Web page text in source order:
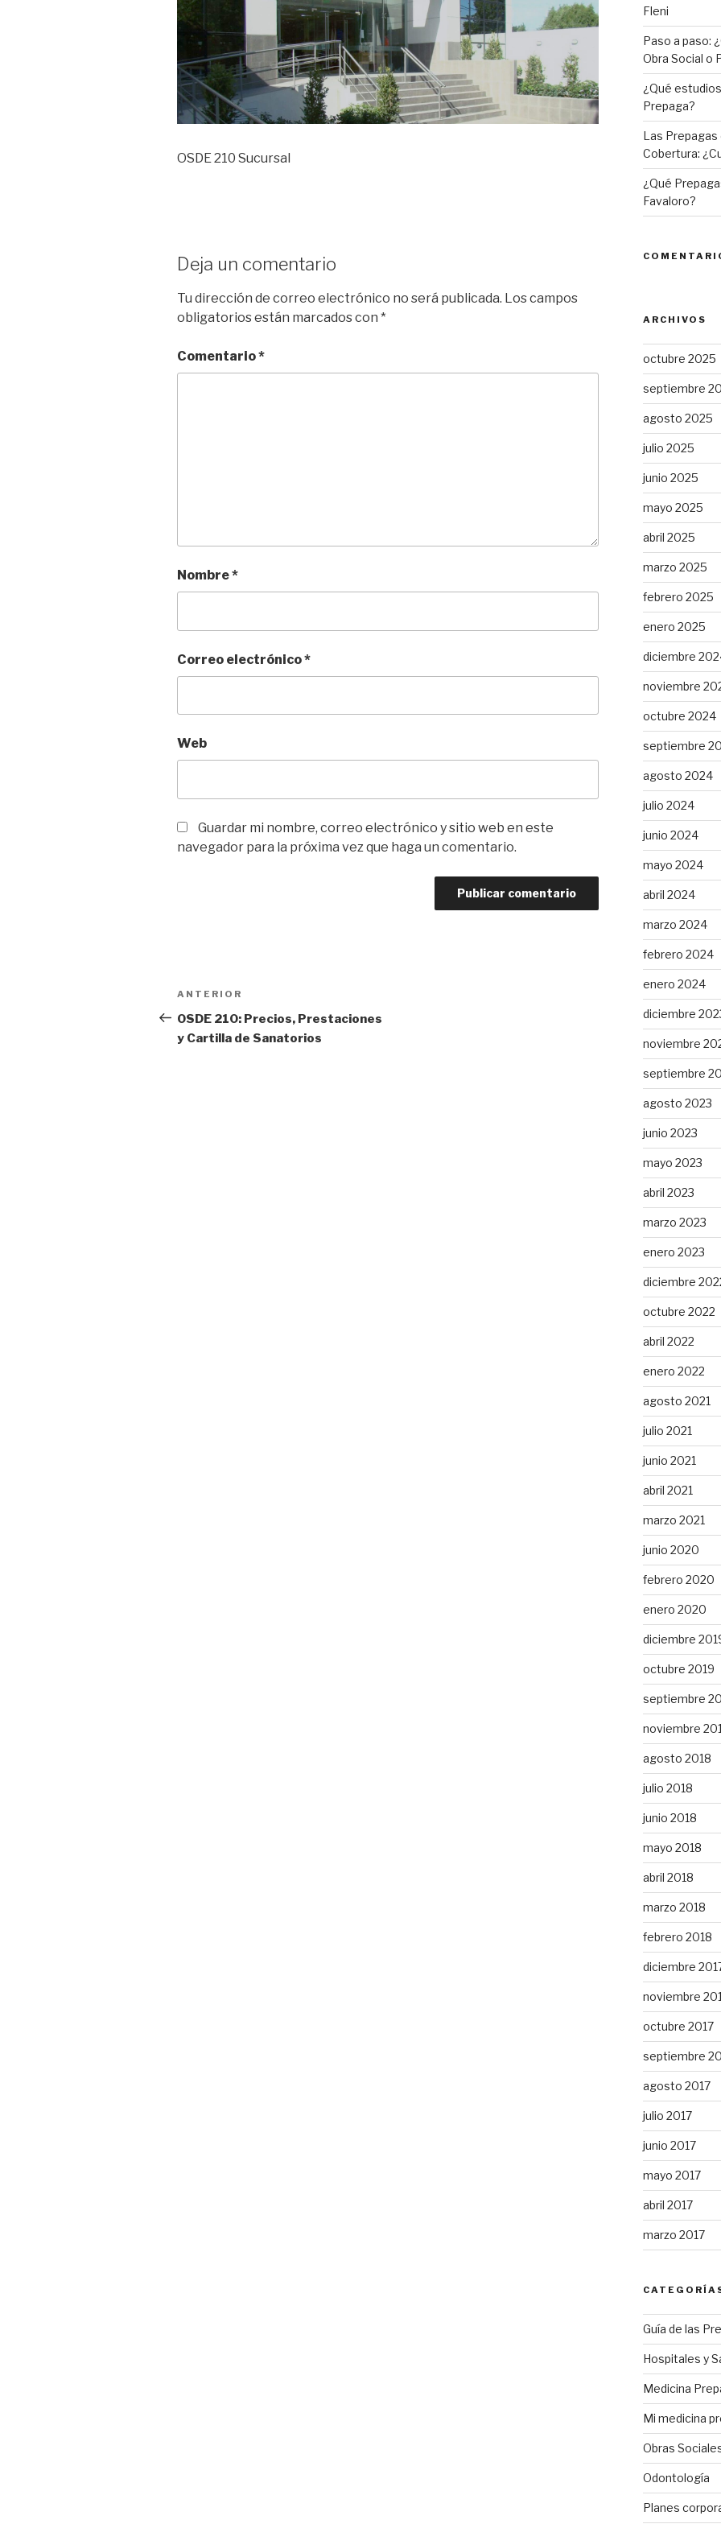
OSDE 210 Sucursal
Deja un comentario
Tu dirección de correo electrónico no será publicada. Los campos
obligatorios están marcados con *
Comentario*
Nombre*
Correo electrónico*
Web
Guardar mi nombre, correo electrónico y sitio web en este
navegador para la próxima vez que haga un comentario.
Navegación
de
entradas
Entrada
anterior
ANTERIOR
OSDE 210: Precios, Prestaciones
y Cartilla de Sanatorios
Fleni
Paso a paso:
Obra Social o
¿Qué
Prepaga?
Las
Cobertura:
¿Qué
Favaloro?
ARCHIVOS
octubre 2025
septiembre
agosto 2025
julio 2025
junio 2025
mayo 2025
abril 2025
marzo 2025
febrero 2025
enero 2025
diciembre
noviembre
octubre 2024
septiembre
agosto 2024
julio 2024
junio 2024
mayo 2024
abril 2024
marzo 2024
febrero 2024
enero 2024
diciembre
noviembre
septiembre
agosto 2023
junio 2023
mayo 2023
abril 2023
marzo 2023
enero 2023
diciembre
octubre 2022
abril 2022
enero 2022
agosto 2021
julio 2021
junio 2021
abril 2021
marzo 2021
junio 2020
febrero 2020
enero 2020
diciembre
octubre 2019
septiembre
noviembre
agosto 2018
julio 2018
junio 2018
mayo 2018
abril 2018
marzo 2018
febrero 2018
diciembre
noviembre
octubre 2017
septiembre
agosto 2017
julio 2017
junio 2017
mayo 2017
abril 2017
marzo 2017
Guía de las
Hospitales y
Medicina
Mi medicina
Obras
Odontología
Planes